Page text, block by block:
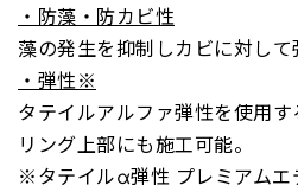
・防藻・防カビ性
藻の発生を抑制しカビに対して
・弾性※
タテイルアルファ弾性を使用
リング上部にも施工可能。
※タテイルα弾性 プレミアムエ